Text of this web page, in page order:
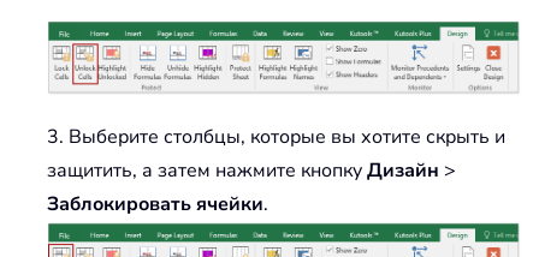
3. Выберите столбцы, которые вы хотите скрыть и
защитить, а затем нажмите кнопкуДизайн >
Заблокировать ячейки.